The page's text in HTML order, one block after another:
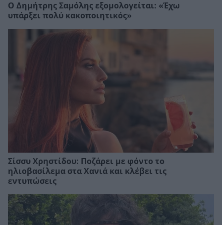
Ο Δημήτρης Σαμόλης εξομολογείται: «Έχω
υπάρξει πολύ κακοποιητικός»
Σίσσυ Χρηστίδου: Ποζάρει με φόντο το
ηλιοβασίλεμα στα Χανιά και κλέβει τις
εντυπώσεις